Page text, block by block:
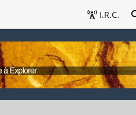
I.R.C.